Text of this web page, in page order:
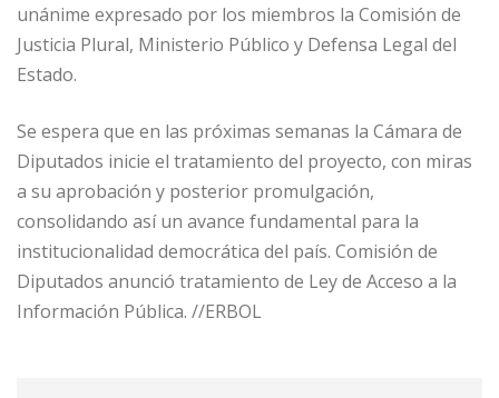
unánime expresado por los miembros la Comisión de
Justicia Plural, Ministerio Público y Defensa Legal del
Estado.
Se espera que en las próximas semanas la Cámara de
Diputados inicie el tratamiento del proyecto, con miras
a su aprobación y posterior promulgación,
consolidando así un avance fundamental para la
institucionalidad democrática del país. Comisión de
Diputados anunció tratamiento de Ley de Acceso a la
Información Pública. //ERBOL